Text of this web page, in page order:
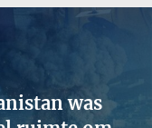
was